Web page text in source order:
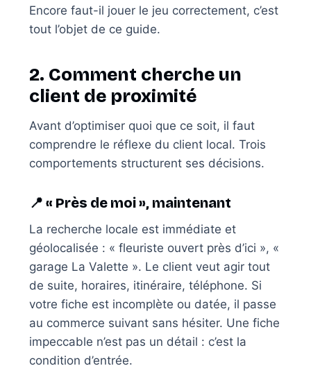
Encore faut-il jouer le jeu correctement, c’est
tout l’objet de ce guide.
2. Comment cherche un
client de proximité
Avant d’optimiser quoi que ce soit, il faut
comprendre le réflexe du client local. Trois
comportements structurent ses décisions.
📍 « Près de moi », maintenant
La recherche locale est immédiate et
géolocalisée : « fleuriste ouvert près d’ici », «
garage La Valette ». Le client veut agir tout
de suite, horaires, itinéraire, téléphone. Si
votre fiche est incomplète ou datée, il passe
au commerce suivant sans hésiter. Une fiche
impeccable n’est pas un détail : c’est la
condition d’entrée.